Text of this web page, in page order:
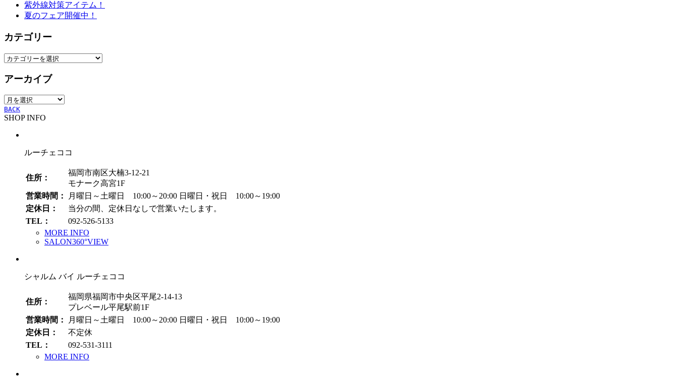
紫外線対策アイテム！
夏のフェア開催中！
カテゴリー
カ
ゴ
ー
アーカイブ
ア
ー
カ
BACK
SHOP INFO
ルーチェココ
住所：
福岡市南区大楠3-12-21
モナーク高宮1F
営業時間：
月曜日～土曜日 10:00～20:00 日曜日・祝日 10:00～19:00
定休日：
当分の間、定休日なしで営業いたします。
TEL：
092-526-5133
MORE INFO
SALON360°VIEW
シャルム バイ ルーチェココ
住所：
福岡県福岡市中央区平尾2-14-13
プレベール平尾駅前1F
営業時間：
月曜日～土曜日 10:00～20:00 日曜日・祝日 10:00～19:00
定休日：
不定休
TEL：
092-531-3111
MORE INFO